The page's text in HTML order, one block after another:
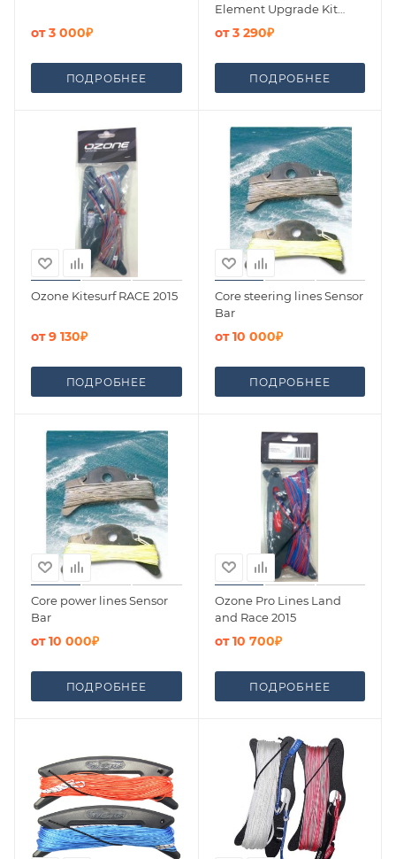
от3 000₽
ПОДРОБНЕЕ
Element Upgrade Kit
Click Bar 2017
от3 290₽
ПОДРОБНЕЕ
Ozone Kitesurf RACE 2015
от9 130₽
ПОДРОБНЕЕ
Core steering lines Sensor
Bar
от10 000₽
ПОДРОБНЕЕ
Core power lines Sensor
Bar
от10 000₽
ПОДРОБНЕЕ
Ozone Pro Lines Land
and Race 2015
от10 700₽
ПОДРОБНЕЕ